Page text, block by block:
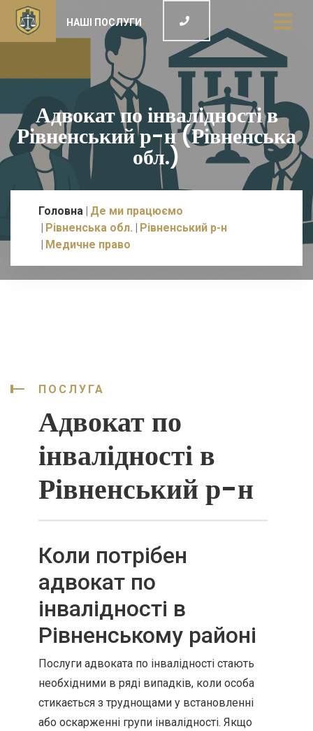
НАШІ ПОСЛУГИ
Адвокат по інвалідності в
Рівненський р-н (Рівненська
обл.)
Головна Де ми працюємо
Рівненська обл.
Рівненський р-н
Медичне право
ПОСЛУГА
Адвокат по
інвалідності в
Рівненський р-н
Коли потрібен
адвокат по
інвалідності в
Рівненському районі
Послуги адвоката по інвалідності стають
необхідними в ряді випадків, коли особа
стикається з труднощами у встановленні
або оскарженні групи інвалідності. Якщо